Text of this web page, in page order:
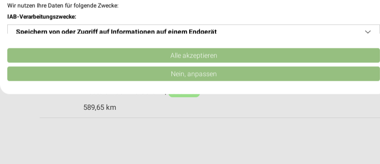
Heute 08:30 - 12:30 14:00 - 18:00 Uhr |
589,74 km • Angebote: 1 Prospekt
EURONICS XXL Mega Company Pfullendorf
Otterswanger Str. 5/3
589,65 km
Wir nutzen Ihre Daten für folgende Zwecke:
IAB-Verarbeitungszwecke:
Speichern von oder Zugriff auf Informationen auf einem Endgerät
Verwendung reduzierter Daten zur Auswahl von Werbeanzeigen
Erstellung von Profilen für personalisierte Werbung
Erstellung von Profilen zur Personalisierung von Inhalten
Alle akzeptieren
Nein, anpassen